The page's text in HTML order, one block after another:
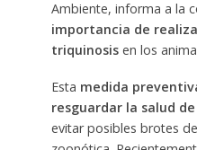
Ambiente, informa a la
importancia de
triquinosisen los
Esta medida
resguardar la salud
evitar posibles brotes